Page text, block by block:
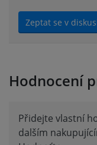
Zeptat se v
Hodnocení
Přidejte vlastní
dalším